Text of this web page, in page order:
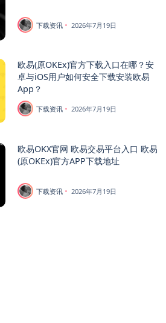
下载资讯 2026年7月19日
欧易(原OKEx)官方下载入口在哪？安
卓与iOS用户如何安全下载安装欧易
App？
下载资讯 2026年7月19日
欧易OKX官网 欧易交易平台入口 欧易
(原OKEx)官方APP下载地址
下载资讯 2026年7月19日